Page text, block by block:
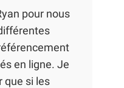
pour nous
en ligne. Je
que si les